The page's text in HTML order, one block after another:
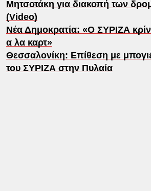
Μητσοτάκη για διακοπή των
(Video)
Νέα Δημοκρατία: «Ο ΣΥΡΙΖΑ
α λα καρτ»
Θεσσαλονίκη: Επίθεση με
του ΣΥΡΙΖΑ στην Πυλαία